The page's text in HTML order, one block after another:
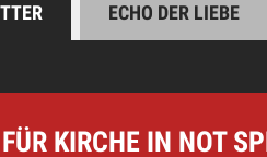
ECHO DER LIEBE
KIRCHE IN NOT